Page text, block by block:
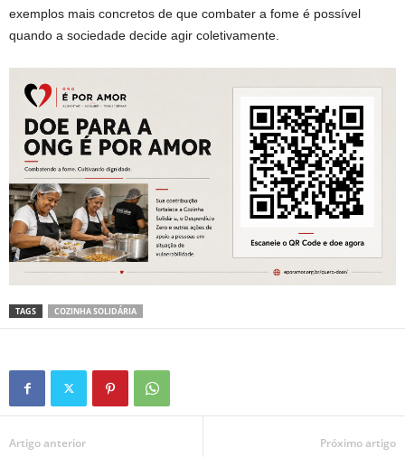
exemplos mais concretos de que combater a fome é possível
quando a sociedade decide agir coletivamente.
TAGS COZINHA SOLIDÁRIA
Artigo anterior Próximo artigo